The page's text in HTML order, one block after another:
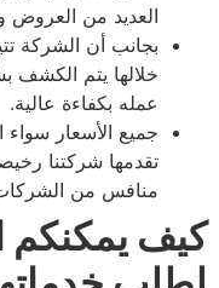
العديد من العروض
بجانب أن الشركة تتيح
خلالها يتم الكشف
عمله بكفاءة عالية.
جميع الأسعار سواء
تقدمها شركتنا رخيصة
منافس من الشركات
يمكنكم